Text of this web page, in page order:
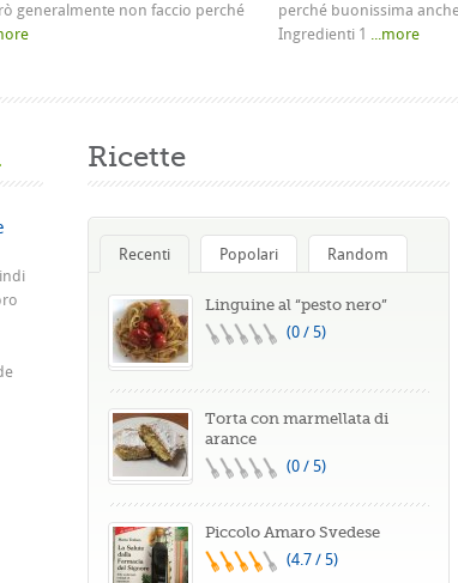
generalmente non faccio perché
perché buonissima
Ingredienti 1 ...more
Ricette
Recenti Popolari Random
Linguine al “pesto nero”
(0 / 5)
Torta con marmellata di
arance
(0 / 5)
Piccolo Amaro Svedese
(4.7 / 5)